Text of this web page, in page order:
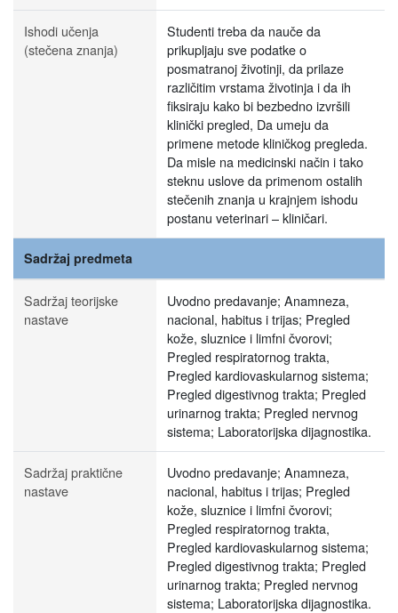
Ishodi učenja
(stečena znanja)
Studenti treba da nauče da
prikupljaju sve podatke o
posmatranoj životinji, da prilaze
različitim vrstama životinja i da ih
fiksiraju kako bi bezbedno izvršili
klinički pregled, Da umeju da
primene metode kliničkog pregleda.
Da misle na medicinski način i tako
steknu uslove da primenom ostalih
stečenih znanja u krajnjem ishodu
postanu veterinari – kliničari.
Sadržaj predmeta
Sadržaj teorijske
nastave
Uvodno predavanje; Anamneza,
nacional, habitus i trijas; Pregled
kože, sluznice i limfni čvorovi;
Pregled respiratornog trakta,
Pregled kardiovaskularnog sistema;
Pregled digestivnog trakta; Pregled
urinarnog trakta; Pregled nervnog
sistema; Laboratorijska dijagnostika.
Sadržaj praktične
nastave
Uvodno predavanje; Anamneza,
nacional, habitus i trijas; Pregled
kože, sluznice i limfni čvorovi;
Pregled respiratornog trakta,
Pregled kardiovaskularnog sistema;
Pregled digestivnog trakta; Pregled
urinarnog trakta; Pregled nervnog
sistema; Laboratorijska dijagnostika.